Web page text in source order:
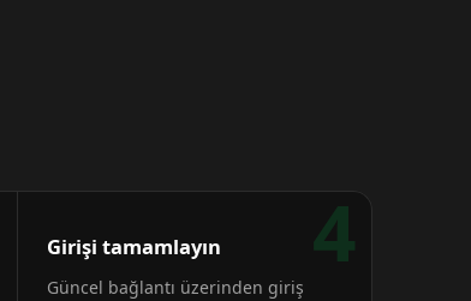
4
Girişi tamamlayın
Güncel bağlantı üzerinden giriş